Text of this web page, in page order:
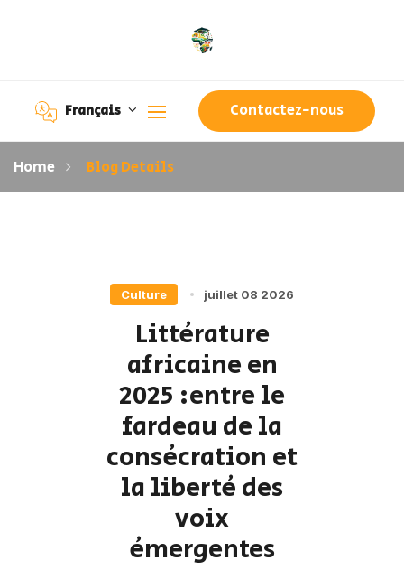
Français Contactez-nous
Home Blog Details
Culture juillet 08 2026
Littérature
africaine en
2025 :entre le
fardeau de la
consécration et
la liberté des
voix
émergentes